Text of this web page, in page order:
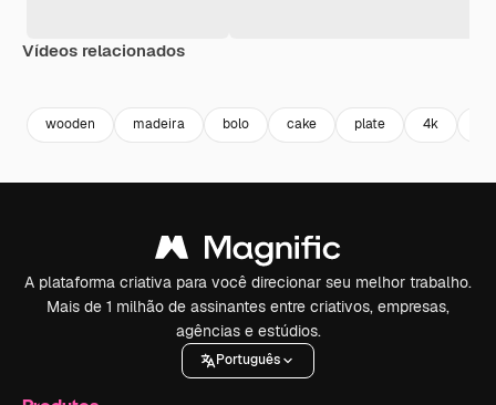
Vídeos relacionados
wooden madeira bolo cake plate 4k
A plataforma criativa para você direcionar seu melhor trabalho.
Mais de 1 milhão de assinantes entre criativos, empresas,
agências e estúdios.
Português